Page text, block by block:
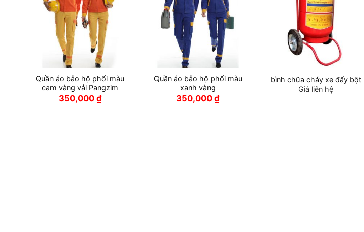
Quần áo bảo hộ phối màu
cam vàng vải Pangzim
350,000 ₫
Quần áo bảo hộ phối màu
xanh vàng
350,000₫
bình chữa cháy xe đẩy bột
Giá liên hệ